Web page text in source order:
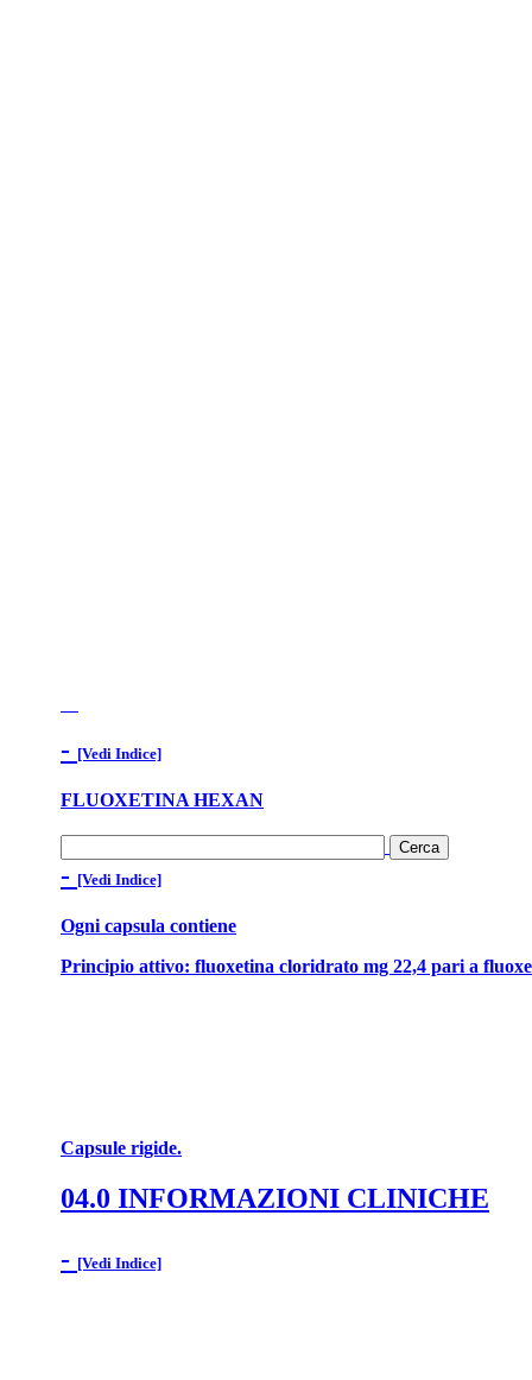
- [Vedi Indice]
FLUOXETINA HEXAN
- [Vedi Indice]
Ogni capsula contiene
Principio attivo: fluoxetina cloridrato mg 22,4 pari a
Capsule rigide.
04.0 INFORMAZIONI CLINICHE
- [Vedi Indice]